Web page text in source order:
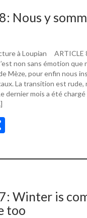
erNous y
à Loupian ARTICLE
non sans émotion que
Mèze, pour enfin nous
La transition est rude,
dernier mois a été
ta
erWinter is
too